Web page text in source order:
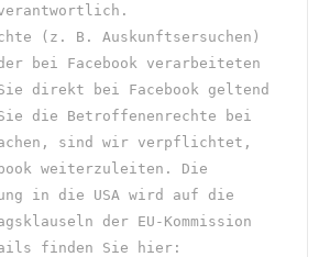
(z. B. Auskunftsersuchen)
bei Facebook verarbeiteten
direkt bei Facebook geltend
Sie die Betroffenenrechte bei
sind wir verpflichtet,
weiterzuleiten. Die
in die USA wird auf die
der EU-Kommission
finden Sie hier: